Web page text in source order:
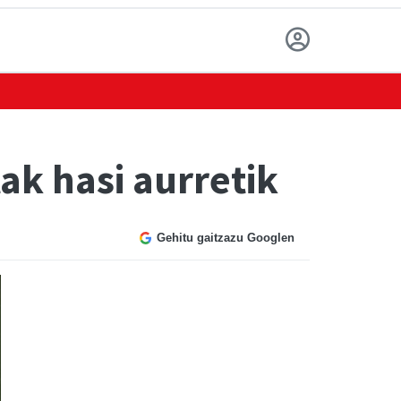
hasi aurretik
Gehitu gaitzazu Googlen